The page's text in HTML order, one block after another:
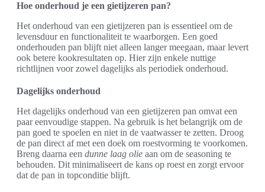
Hoe onderhoud je een gietijzeren pan?
Het onderhoud van een gietijzeren pan is essentieel om de
levensduur en functionaliteit te waarborgen. Een goed
onderhouden pan blijft niet alleen langer meegaan, maar levert
ook betere kookresultaten op. Hier zijn enkele nuttige
richtlijnen voor zowel dagelijks als periodiek onderhoud.
Dagelijks onderhoud
Het dagelijks onderhoud van een gietijzeren pan omvat een
paar eenvoudige stappen. Na gebruik is het belangrijk om de
pan goed te spoelen en niet in de vaatwasser te zetten. Droog
de pan direct af met een doek om roestvorming te voorkomen.
Breng daarna een dunne laag olie aan om de seasoning te
behouden. Dit minimaliseert de kans op roest en zorgt ervoor
dat de pan in topconditie blijft.